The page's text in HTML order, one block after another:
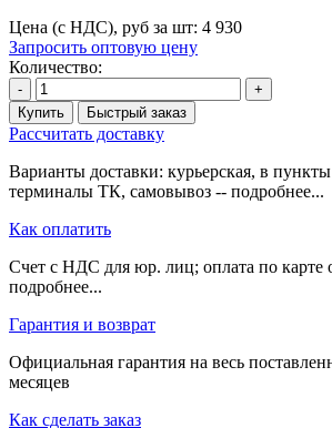
Цена (с НДС), руб за шт: 4 930
Запросить оптовую цену
Количество:
-
+
Купить
Быстрый заказ
Рассчитать доставку
Варианты доставки: курьерская, в
терминалы ТК, самовывоз -- подробнее...
Как оплатить
Счет с НДС для юр. лиц; оплата по карте
подробнее...
Гарантия и возврат
Официальная гарантия на весь
месяцев
Как сделать заказ